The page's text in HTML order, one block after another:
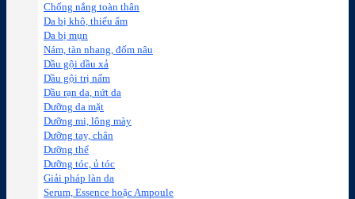
Chống nắng toàn thân
Da bị khô, thiếu ẩm
Da bị mụn
Nám, tàn nhang, đốm nâu
Dầu gội dầu xả
Dầu gội trị nấm
Dầu rạn da, nứt da
Dưỡng da mặt
Dưỡng mi, lông mày
Dưỡng tay, chân
Dưỡng thể
Dưỡng tóc, ủ tóc
Giải pháp làn da
Serum, Essence hoặc Ampoule